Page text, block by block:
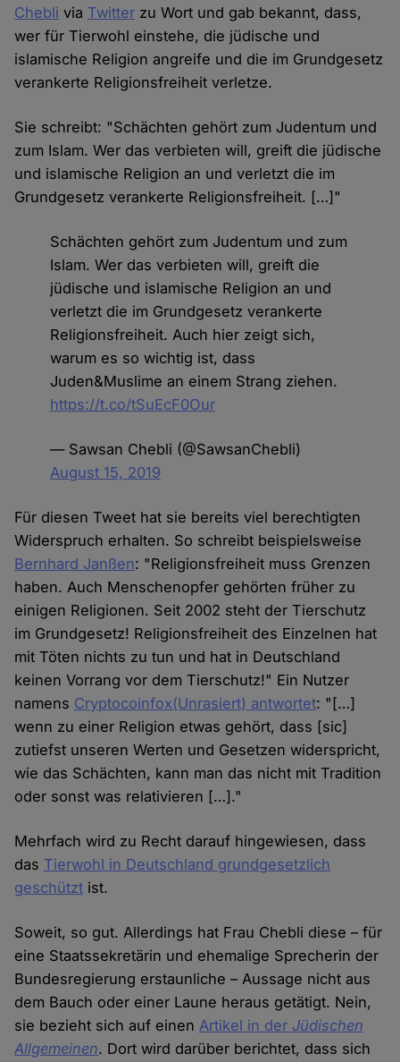
Chebli via Twitter zu Wort und gab bekannt, dass,
wer für Tierwohl einstehe, die jüdische und
islamische Religion angreife und die im Grundgesetz
verankerte Religionsfreiheit verletze.
Sie schreibt: "Schächten gehört zum Judentum und
zum Islam. Wer das verbieten will, greift die jüdische
und islamische Religion an und verletzt die im
Grundgesetz verankerte Religionsfreiheit. […]"
Schächten gehört zum Judentum und zum
Islam. Wer das verbieten will, greift die
jüdische und islamische Religion an und
verletzt die im Grundgesetz verankerte
Religionsfreiheit. Auch hier zeigt sich,
warum es so wichtig ist, dass
Juden&Muslime an einem Strang ziehen.
https://t.co/tSuEcF0Our
— Sawsan Chebli (@SawsanChebli)
August 15, 2019
Für diesen Tweet hat sie bereits viel berechtigten
Widerspruch erhalten. So schreibt beispielsweise
Bernhard Janßen: "Religionsfreiheit muss Grenzen
haben. Auch Menschenopfer gehörten früher zu
einigen Religionen. Seit 2002 steht der Tierschutz
im Grundgesetz! Religionsfreiheit des Einzelnen hat
mit Töten nichts zu tun und hat in Deutschland
keinen Vorrang vor dem Tierschutz!" Ein Nutzer
namens Cryptocoinfox(Unrasiert) antwortet: "[…]
wenn zu einer Religion etwas gehört, dass [sic]
zutiefst unseren Werten und Gesetzen widerspricht,
wie das Schächten, kann man das nicht mit Tradition
oder sonst was relativieren […]."
Mehrfach wird zu Recht darauf hingewiesen, dass
das Tierwohl in Deutschland grundgesetzlich
geschützt ist.
Soweit, so gut. Allerdings hat Frau Chebli diese – für
eine Staatssekretärin und ehemalige Sprecherin der
Bundesregierung erstaunliche – Aussage nicht aus
dem Bauch oder einer Laune heraus getätigt. Nein,
sie bezieht sich auf einenArtikel in derJüdischen
Allgemeinen. Dort wird darüber berichtet, dass sich